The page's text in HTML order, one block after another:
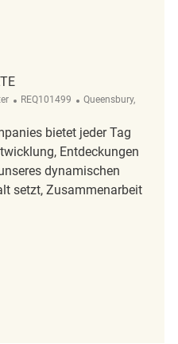
REQ140362
ReqId
REQ101499 Ort
Queensbury,
bietet jeder Tag
Entdeckungen
dynamischen
setzt, Zusammenarbeit